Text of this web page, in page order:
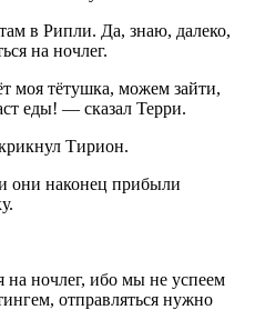
в Рипли. Да, знаю, далеко,
на ночлег.
моя тётушка, можем зайти,
еды! — сказал Терри.
Тирион.
они наконец прибыли
на ночлег, ибо мы не успеем
отправляться нужно